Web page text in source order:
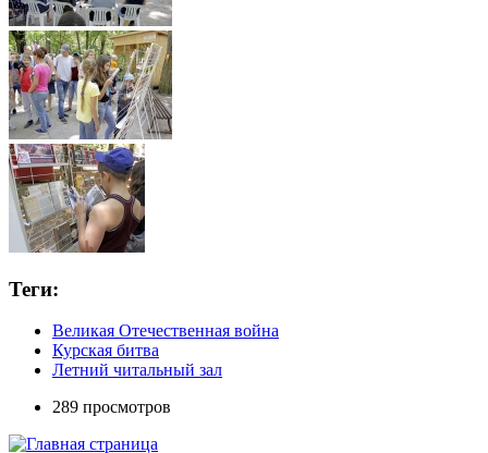
Теги:
Великая Отечественная война
Курская битва
Летний читальный зал
289 просмотров